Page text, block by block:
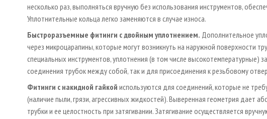
несколько раз, выполняться вручную без использования инструментов,
Уплотнительные кольца легко заменяются в случае износа.
Быстроразъемные фитинги с двойным уплотнением. Дополнительное
через микроцарапины, которые могут возникнуть на наружной поверхности
специальных инструментов, уплотнения (в том числе высокотемпературные)
соединения трубок между собой, так и для присоединения к резьбовому
Фитинги с накидной гайкой используются для соединений, которые не
(наличие пыли, грязи, агрессивных жидкостей). Выверенная геометрия дает
трубки и ее целостность при затягивании. Затягивание осуществляется